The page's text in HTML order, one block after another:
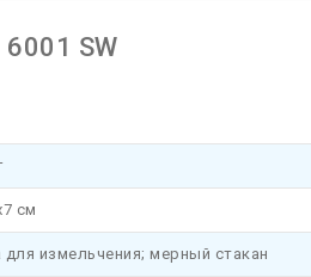
SW
см
измельчения; мерный стакан